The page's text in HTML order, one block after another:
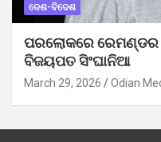
ଦେଶ-ବିଦେଶ
ପରଲୋକରେ ରେମଣ୍ଡର
ବିଜୟପତ ସିଂଘାନିଆ
March 29, 2026 Odian